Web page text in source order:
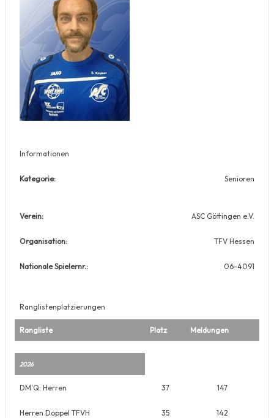
Informationen
Kategorie: Senioren
Verein: ASC Göttingen e.V.
Organisation: TFV Hessen
Nationale Spielernr.: 06-4091
Ranglistenplatzierungen
Rangliste Platz Meldungen
2026
DM'Q: Herren 37 147
Herren Doppel TFVH 35 142